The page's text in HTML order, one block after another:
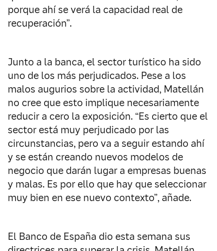
porque ahí se verá la capacidad real de
recuperación”.
Junto a la banca, el sector turístico ha sido
uno de los más perjudicados. Pese a los
malos augurios sobre la actividad, Matellán
no cree que esto implique necesariamente
reducir a cero la exposición. “Es cierto que el
sector está muy perjudicado por las
circunstancias, pero va a seguir estando ahí
y se están creando nuevos modelos de
negocio que darán lugar a empresas buenas
y malas. Es por ello que hay que seleccionar
muy bien en ese nuevo contexto”, añade.
El Banco de España dio esta semana sus